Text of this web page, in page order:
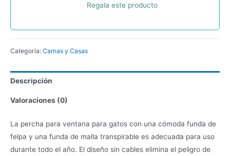
Regala este producto
Categoría: Camas y Casas
Descripción
Valoraciones (0)
La percha para ventana para gatos con una cómoda funda de
felpa y una funda de malla transpirable es adecuada para uso
durante todo el año. El diseño sin cables elimina el peligro de